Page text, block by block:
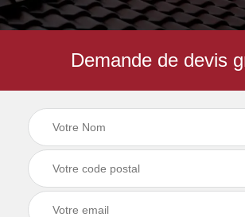
Demande de devis